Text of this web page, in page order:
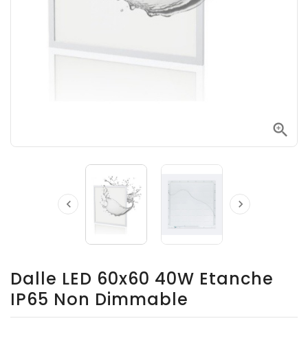

 
Dalle LED 60x60 40W Etanche
IP65 Non Dimmable